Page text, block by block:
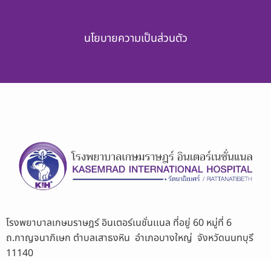
นโยบายความเป็นส่วนตัว
โรงพยาบาลเกษมราษฎร์ อินเตอร์เนชั่นเเนล ที่อยู่ 60 หมู่ที่ 6
ถ.กาญจนาภิเษก ตำบลเสาธงหิน อำเภอบางใหญ่ จังหวัดนนทบุรี
11140